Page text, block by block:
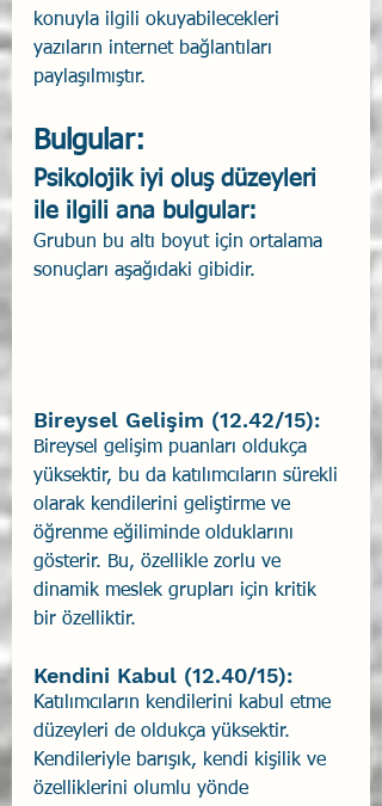
konuyla ilgili okuyabilecekleri
yazıların internet bağlantıları
paylaşılmıştır.
Bulgular:
Psikolojik iyi oluş düzeyleri
ile ilgili ana bulgular:
Grubun bu altı boyut için ortalama
sonuçları aşağıdaki gibidir.
Bireysel Gelişim (12.42/15):
Bireysel gelişim puanları oldukça
yüksektir, bu da katılımcıların sürekli
olarak kendilerini geliştirme ve
öğrenme eğiliminde olduklarını
gösterir. Bu, özellikle zorlu ve
dinamik meslek grupları için kritik
bir özelliktir.
Kendini Kabul (12.40/15):
Katılımcıların kendilerini kabul etme
düzeyleri de oldukça yüksektir.
Kendileriyle barışık, kendi kişilik ve
özelliklerini olumlu yönde